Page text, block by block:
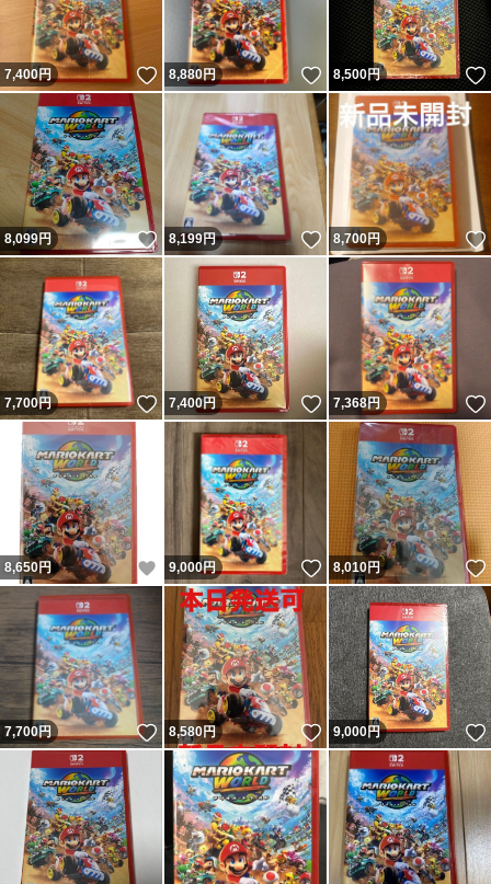
7,400円 いいね！
8,880円 いいね！
8,500円
8,099円 いいね！
8,199円 いいね！
8,700円
7,700円 いいね！
7,400円 いいね！
7,368円
8,650円 いいね！
9,000円 いいね！
8,010円
7,700円 いいね！
8,580円 いいね！
9,000円